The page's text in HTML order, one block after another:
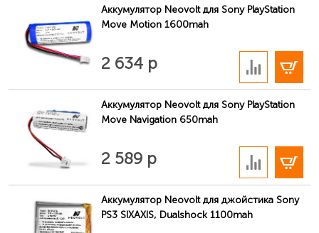
Аккумулятор Neovolt для Sony PlayStation
Move Motion 1600mah
2 634 р
Аккумулятор Neovolt для Sony PlayStation
Move Navigation 650mah
2 589 р
Аккумулятор Neovolt для джойстика Sony
PS3 SIXAXIS, Dualshock 1100mah